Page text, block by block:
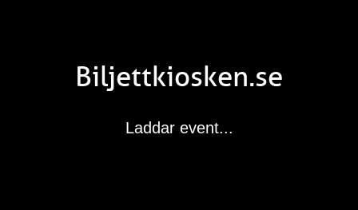
Biljettkiosken.se
Laddar event...